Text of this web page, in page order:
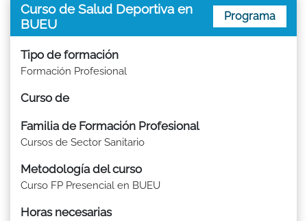
Curso de Salud Deportiva en
BUEU
Programa
Tipo de formación
Formación Profesional
Curso de
Familia de Formación Profesional
Cursos de Sector Sanitario
Metodología del curso
Curso FP Presencial en BUEU
Horas necesarias